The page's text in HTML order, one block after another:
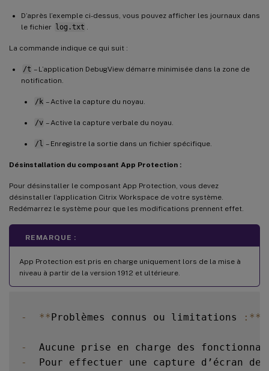
D’après l’exemple ci-dessus, vous pouvez afficher les journaux dans
le fichier log.txt .
La commande indique ce qui suit :
/t – L’application DebugView démarre minimisée dans la zone de
notification.
/k – Active la capture du noyau.
/v – Active la capture verbale du noyau.
/l – Enregistre la sortie dans un fichier spécifique.
Désinstallation du composant App Protection :
Pour désinstaller le composant App Protection, vous devez
désinstaller l’application Citrix Workspace de votre système.
Redémarrez le système pour que les modifications prennent effet.
REMARQUE :
App Protection est pris en charge uniquement lors de la mise à
niveau à partir de la version 1912 et ultérieure.
- ** Problèmes connus ou limitations : **
-
Aucune prise en charge des
-
Pour effectuer une capture d’écran de